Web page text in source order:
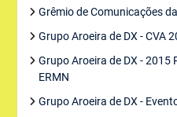
Grêmio de Comunicações
Grupo Aroeira de DX - CVA
Grupo Aroeira de DX - 2015
ERMN
Grupo Aroeira de DX -